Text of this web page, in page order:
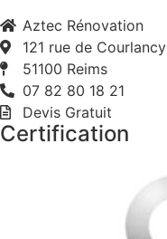
Aztec Rénovation
121 rue de Courlancy
51100 Reims
07 82 80 18 21
Devis Gratuit
Certification